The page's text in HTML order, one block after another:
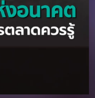
ำ
ตามลำดับ สำหรั
และเกาหลีใต้ เป็